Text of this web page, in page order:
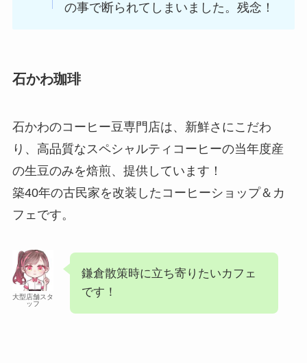
の事で断られてしまいました。残念！
石かわ珈琲
石かわのコーヒー豆専門店は、新鮮さにこだわ
り、高品質なスペシャルティコーヒーの当年度産
の生豆のみを焙煎、提供しています！
築40年の古民家を改装したコーヒーショップ＆カ
フェです。
大型店舗スタ
ッフ
鎌倉散策時に立ち寄りたいカフェ
です！